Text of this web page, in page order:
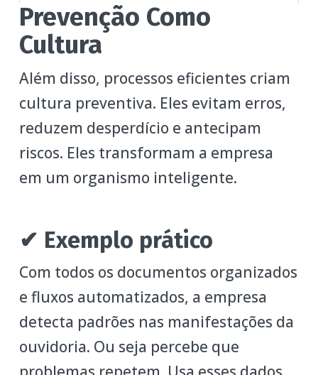
Prevenção Como
Cultura
Além disso, processos eficientes criam
cultura preventiva. Eles evitam erros,
reduzem desperdício e antecipam
riscos. Eles transformam a empresa
em um organismo inteligente.
✔ Exemplo prático
Com todos os documentos organizados
e fluxos automatizados, a empresa
detecta padrões nas manifestações da
ouvidoria. Ou seja percebe que